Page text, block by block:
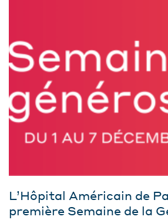
L’Hôpital Américain de
première Semaine de la